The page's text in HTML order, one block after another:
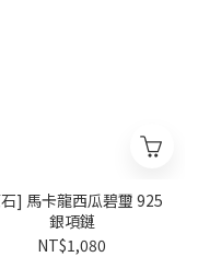
] 馬卡龍西瓜碧璽 925
銀項鏈
NT$1,080